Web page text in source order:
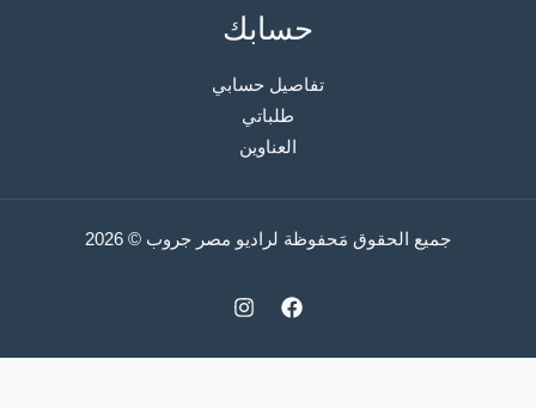
حسابك
تفاصيل حسابي
طلباتي
العناوين
جميع الحقوق مَحفوظة لراديو مصر جروب © 2026